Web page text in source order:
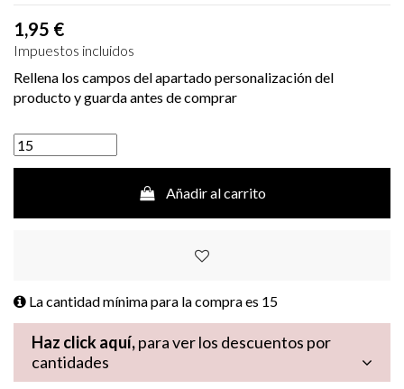
1,95 €
Impuestos incluidos
Rellena los campos del apartado personalización del
producto y guarda antes de comprar
Añadir al carrito
La cantidad mínima para la compra es 15
Haz click aquí,para ver los descuentos por
cantidades